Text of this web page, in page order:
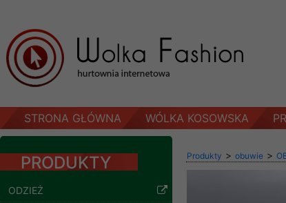
STRONA GŁÓWNA WÓLKA KOSOWSKA
PRODUKTY
ODZIEŻ
Produkty > obuwie >